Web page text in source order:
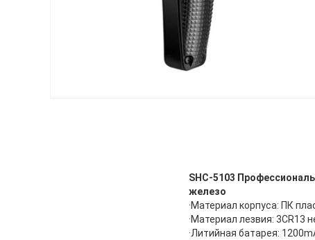
SHC-5103
железо
·Материал корпуса: ПК
·Материал лезвия:
·Литийная батарея: